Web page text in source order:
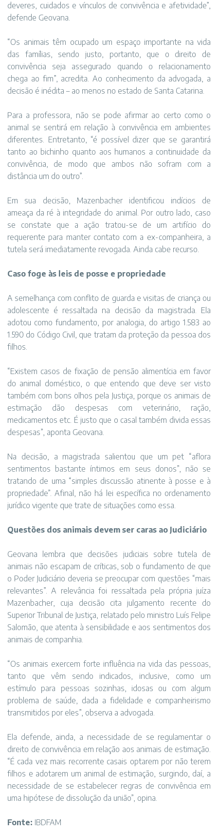
deveres, cuidados e vínculos de convivência e afetividade”,
defende Geovana.
“Os animais têm ocupado um espaço importante na vida
das famílias, sendo justo, portanto, que o direito de
convivência seja assegurado quando o relacionamento
chega ao fim”, acredita. Ao conhecimento da advogada, a
decisão é inédita – ao menos no estado de Santa Catarina.
Para a professora, não se pode afirmar ao certo como o
animal se sentirá em relação à convivência em ambientes
diferentes. Entretanto, “é possível dizer que se garantirá
tanto ao bichinho quanto aos humanos a continuidade da
convivência, de modo que ambos não sofram com a
distância um do outro”.
Em sua decisão, Mazenbacher identificou indícios de
ameaça da ré à integridade do animal. Por outro lado, caso
se constate que a ação tratou-se de um artifício do
requerente para manter contato com a ex-companheira, a
tutela será imediatamente revogada. Ainda cabe recurso.
Caso foge às leis de posse e propriedade
A semelhança com conflito de guarda e visitas de criança ou
adolescente é ressaltada na decisão da magistrada. Ela
adotou como fundamento, por analogia, do artigo 1.583 ao
1.590 do Código Civil, que tratam da proteção da pessoa dos
filhos.
“Existem casos de fixação de pensão alimentícia em favor
do animal doméstico, o que entendo que deve ser visto
também com bons olhos pela Justiça, porque os animais de
estimação dão despesas com veterinário, ração,
medicamentos etc. É justo que o casal também divida essas
despesas”, aponta Geovana.
Na decisão, a magistrada salientou que um pet “aflora
sentimentos bastante íntimos em seus donos”, não se
tratando de uma “simples discussão atinente à posse e à
propriedade”. Afinal, não há lei específica no ordenamento
jurídico vigente que trate de situações como essa.
Questões dos animais devem ser caras ao Judiciário
Geovana lembra que decisões judiciais sobre tutela de
animais não escapam de críticas, sob o fundamento de que
o Poder Judiciário deveria se preocupar com questões “mais
relevantes”. A relevância foi ressaltada pela própria juíza
Mazenbacher, cuja decisão cita julgamento recente do
Superior Tribunal de Justiça, relatado pelo ministro Luís Felipe
Salomão, que atenta à sensibilidade e aos sentimentos dos
animais de companhia.
“Os animais exercem forte influência na vida das pessoas,
tanto que vêm sendo indicados, inclusive, como um
estímulo para pessoas sozinhas, idosas ou com algum
problema de saúde, dada a fidelidade e companheirismo
transmitidos por eles”, observa a advogada.
Ela defende, ainda, a necessidade de se regulamentar o
direito de convivência em relação aos animais de estimação.
“É cada vez mais recorrente casais optarem por não terem
filhos e adotarem um animal de estimação, surgindo, daí, a
necessidade de se estabelecer regras de convivência em
uma hipótese de dissolução da união”, opina.
Fonte: IBDFAM